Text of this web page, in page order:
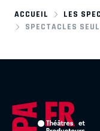
ACCUEIL
LES
SPECTACLES